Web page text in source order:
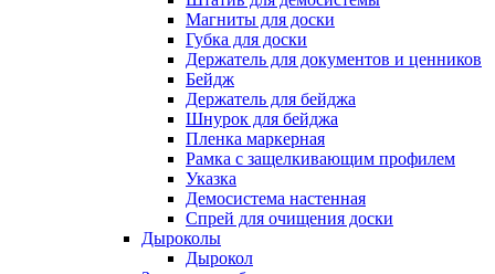
Магниты для доски
Губка для доски
Держатель для документов и ценников
Бейдж
Держатель для бейджа
Шнурок для бейджа
Пленка маркерная
Рамка с защелкивающим профилем
Указка
Демосистема настенная
Спрей для очищения доски
Дыроколы
Дырокол